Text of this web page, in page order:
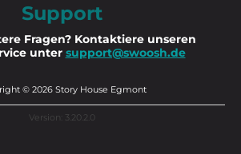
Support
Fragen? Kontaktiere unseren
unter support@swoosh.de
© 2026 Story House Egmont
Version: 3.20.2.0